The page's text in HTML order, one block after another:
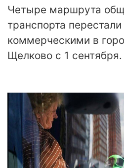
Четыре маршрута
транспорта
коммерческими в
Щелково с 1 сентября.